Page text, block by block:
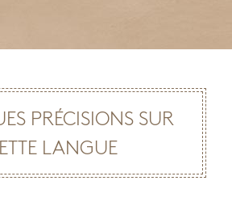
PRÉ­CI­SIONS SUR
LANGUE